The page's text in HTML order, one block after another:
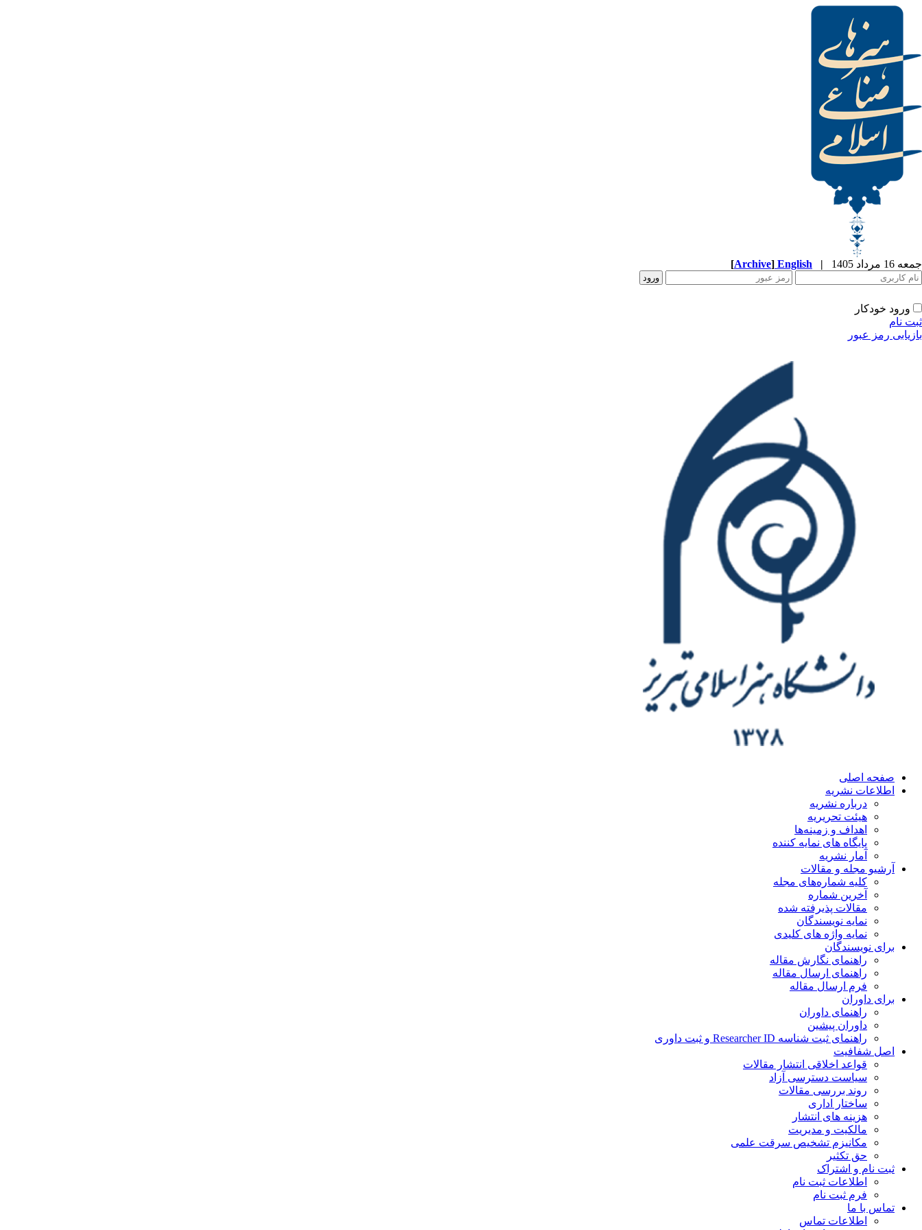
جمعه 16 مرداد 1405 |
English
[Archive]
ورود خودکار
ثبت نام
بازیابی رمز عبور
صفحه اصلی
اطلاعات نشریه
درباره نشریه
هیئت تحریریه
اهداف و زمینه‌ها
پایگاه های نمایه کننده
آمار نشریه
آرشیو مجله و مقالات
کلیه شماره‌های مجله
آخرین شماره
مقالات پذیرفته شده
نمایه نویسندگان
نمایه واژه های کلیدی
برای نویسندگان
راهنمای نگارش مقاله
راهنمای ارسال مقاله
فرم ارسال مقاله
برای داوران
راهنمای داوران
داوران پیشین
راهنمای ثبت شناسه Researcher ID و ثبت داوری
اصل شفافیت
قواعد اخلاقی انتشار مقالات
سیاست دسترسی آزاد
روند بررسی مقالات
ساختار اداری
هزینه های انتشار
مالکیت و مدیریت
ﻣﮑﺎﻧﯿﺰم ﺗﺸﺨﯿﺺ ﺳﺮﻗﺖ ﻋﻠﻤﯽ
حق تکثیر
ثبت نام و اشتراک
اطلاعات ثبت نام
فرم ثبت نام
تماس با ما
اطلاعات تماس